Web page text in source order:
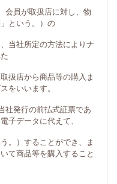
会員が取扱店に対し、物
という。）の
当社所定の方法によりナ
扱店から商品等の購入ま
をいいます。
社発行の前払式証票であ
子データに代えて、
。）することができ、ま
て商品等を購入すること